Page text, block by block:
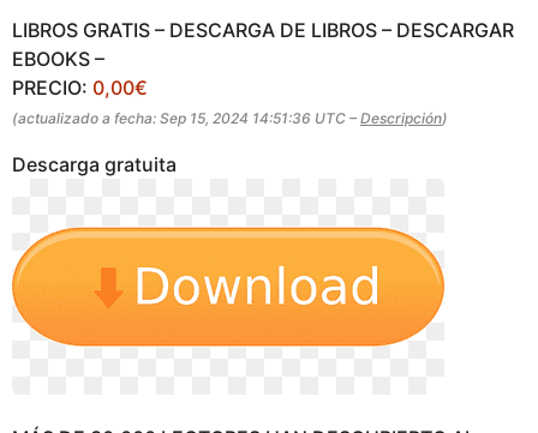
o
s
a
g
LIBROS GRATIS – DESCARGA DE LIBROS – DESCARGAR
EBOOKS –
PRECIO: 0,00€
(actualizado a fecha: Sep 15, 2024 14:51:36 UTC – Descripción)
Descarga gratuita